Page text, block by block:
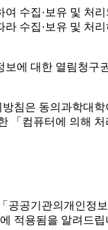
수집·보유 및 처
수집·보유 및 처
에 대한 열림청
침은 동의과학대
「컴퓨터에 의해
공기관의개인정
적용됨을 알려드립